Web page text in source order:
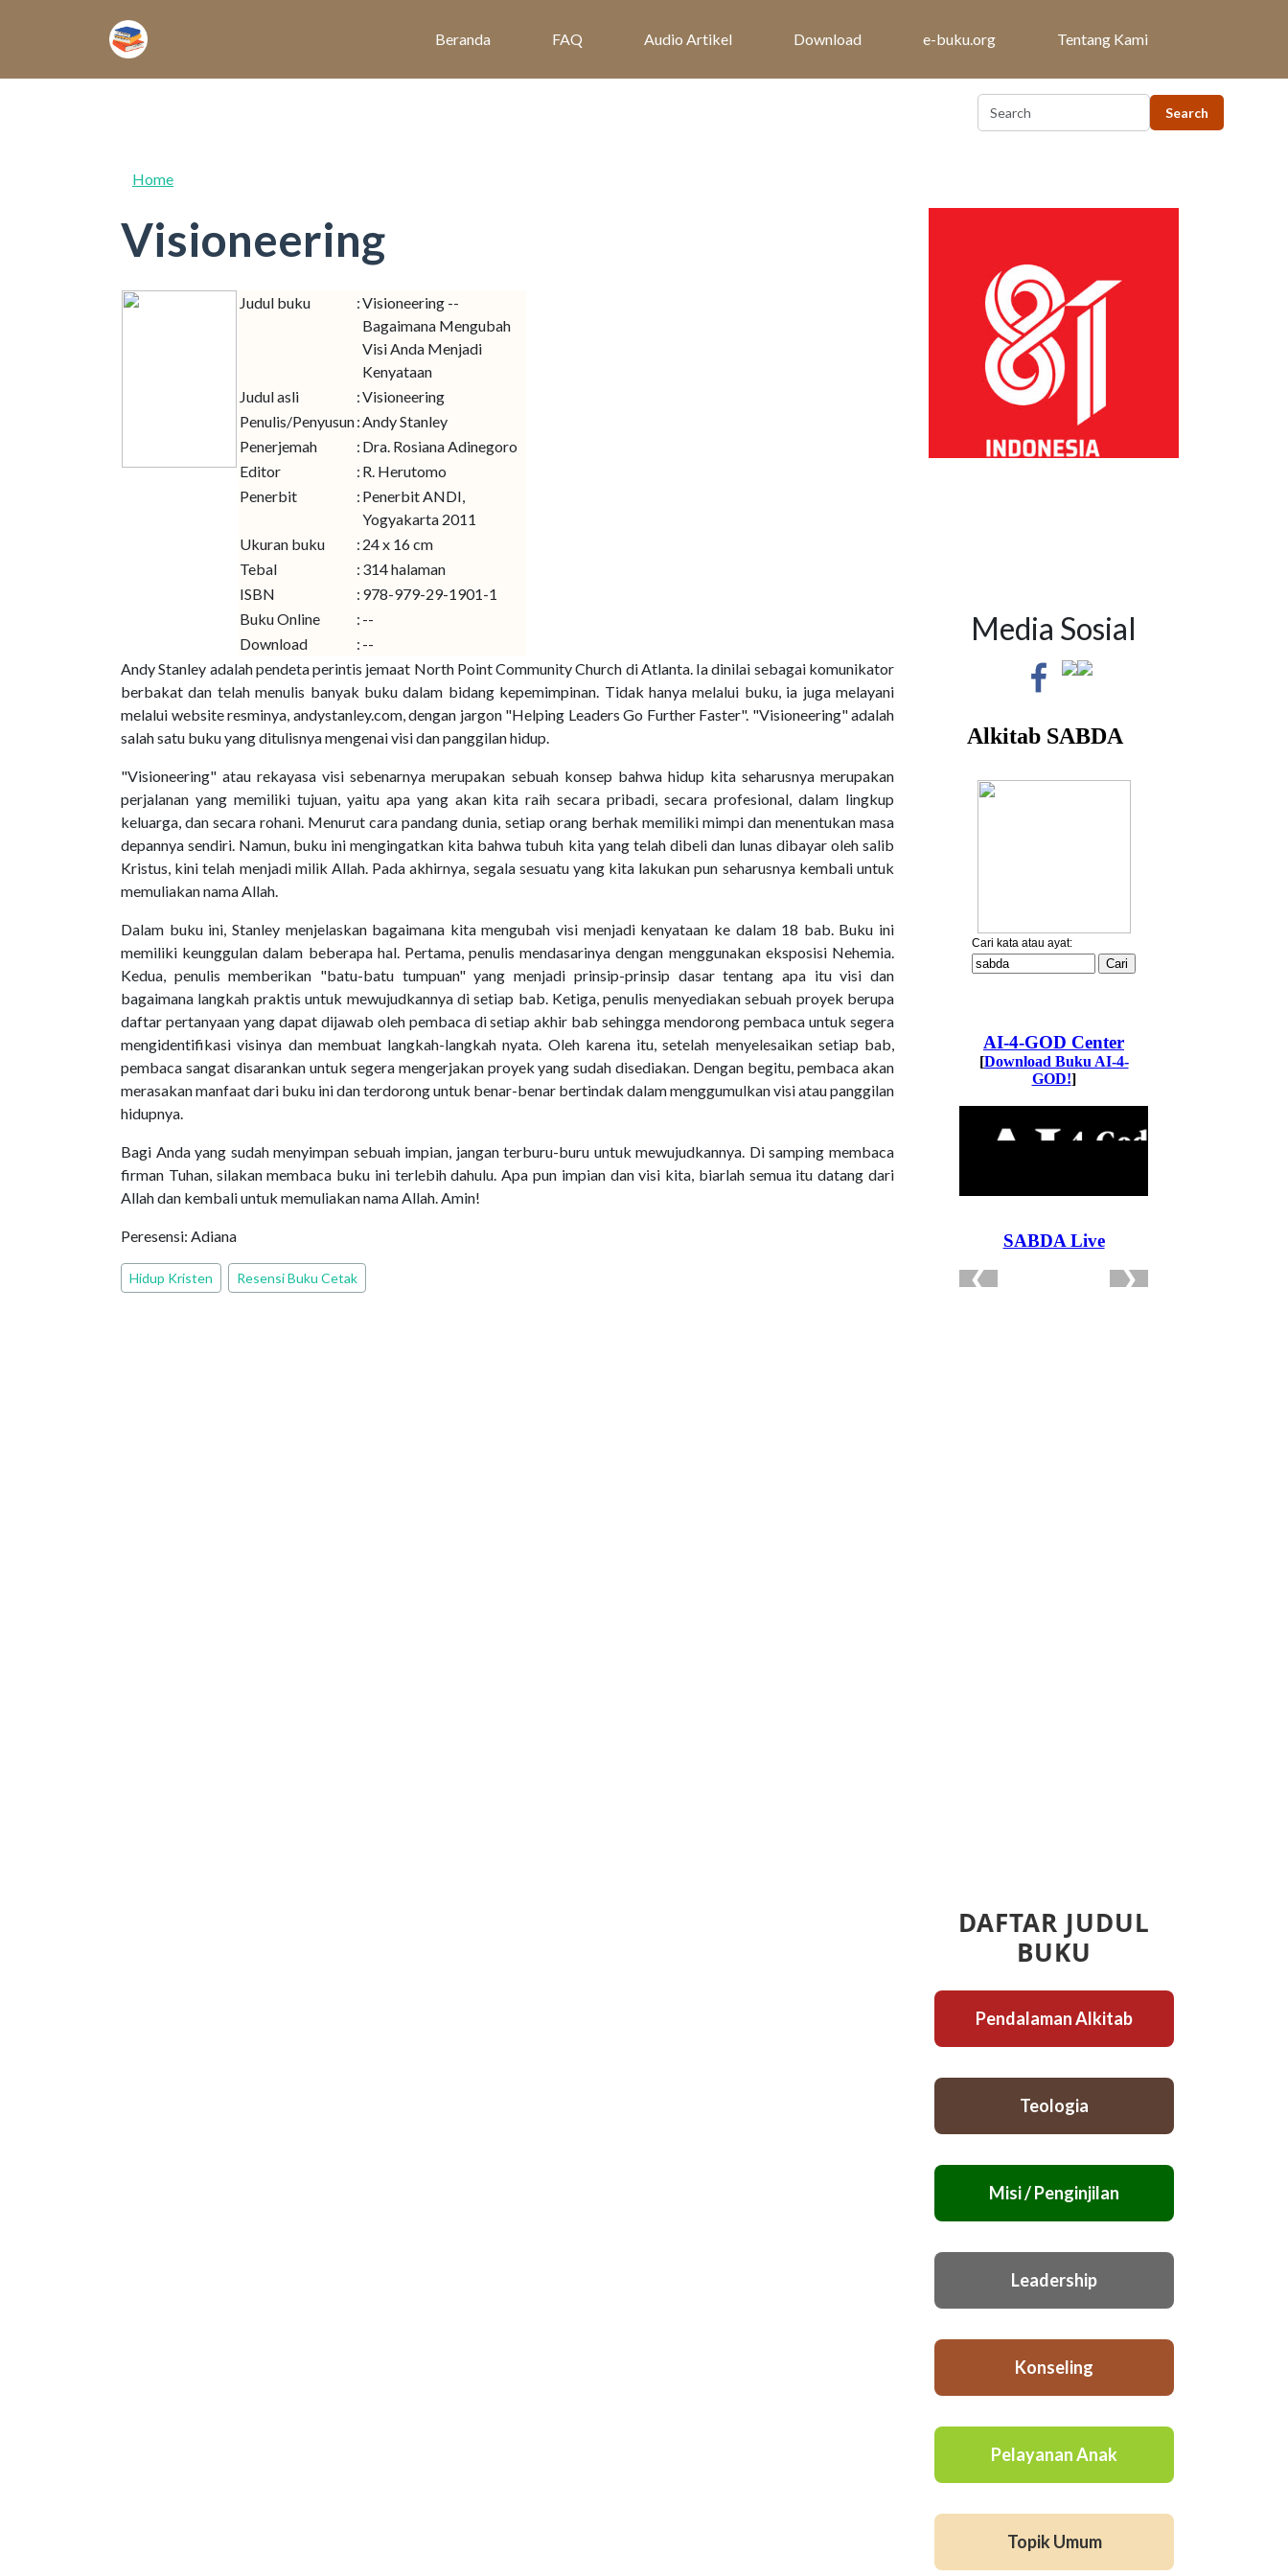
Beranda
FAQ Audio Artikel Download e-buku.org Tentang Kami
Home
Visioneering
Judul buku :Visioneering --
Bagaimana Mengubah
Visi Anda Menjadi
Kenyataan
Judul asli
:Visioneering
Penulis/Penyusun:Andy Stanley
Penerjemah
: Dra. Rosiana Adinegoro
Editor
: R. Herutomo
Penerbit
: Penerbit ANDI,
Yogyakarta 2011
Ukuran buku
: 24 x 16 cm
Tebal
: 314 halaman
ISBN
: 978-979-29-1901-1
Buku Online
: --
Download
: --
Andy Stanley adalah pendeta perintis jemaat North Point Community Church di Atlanta. Ia dinilai sebagai komunikator
berbakat dan telah menulis banyak buku dalam bidang kepemimpinan. Tidak hanya melalui buku, ia juga melayani
melalui website resminya, andystanley.com, dengan jargon "Helping Leaders Go Further Faster". "Visioneering" adalah
salah satu buku yang ditulisnya mengenai visi dan panggilan hidup.
"Visioneering" atau rekayasa visi sebenarnya merupakan sebuah konsep bahwa hidup kita seharusnya merupakan
perjalanan yang memiliki tujuan, yaitu apa yang akan kita raih secara pribadi, secara profesional, dalam lingkup
keluarga, dan secara rohani. Menurut cara pandang dunia, setiap orang berhak memiliki mimpi dan menentukan masa
depannya sendiri. Namun, buku ini mengingatkan kita bahwa tubuh kita yang telah dibeli dan lunas dibayar oleh salib
Kristus, kini telah menjadi milik Allah. Pada akhirnya, segala sesuatu yang kita lakukan pun seharusnya kembali untuk
memuliakan nama Allah.
Dalam buku ini, Stanley menjelaskan bagaimana kita mengubah visi menjadi kenyataan ke dalam 18 bab. Buku ini
memiliki keunggulan dalam beberapa hal. Pertama, penulis mendasarinya dengan menggunakan eksposisi Nehemia.
Kedua, penulis memberikan "batu-batu tumpuan" yang menjadi prinsip-prinsip dasar tentang apa itu visi dan
bagaimana langkah praktis untuk mewujudkannya di setiap bab. Ketiga, penulis menyediakan sebuah proyek berupa
daftar pertanyaan yang dapat dijawab oleh pembaca di setiap akhir bab sehingga mendorong pembaca untuk segera
mengidentifikasi visinya dan membuat langkah-langkah nyata. Oleh karena itu, setelah menyelesaikan setiap bab,
pembaca sangat disarankan untuk segera mengerjakan proyek yang sudah disediakan. Dengan begitu, pembaca akan
merasakan manfaat dari buku ini dan terdorong untuk benar-benar bertindak dalam menggumulkan visi atau panggilan
hidupnya.
Bagi Anda yang sudah menyimpan sebuah impian, jangan terburu-buru untuk mewujudkannya. Di samping membaca
firman Tuhan, silakan membaca buku ini terlebih dahulu. Apa pun impian dan visi kita, biarlah semua itu datang dari
Allah dan kembali untuk memuliakan nama Allah. Amin!
Peresensi: Adiana
Hidup Kristen Resensi Buku Cetak
Media Sosial
DAFTAR JUDUL
BUKU
Pendalaman Alkitab
Teologia
Misi / Penginjilan
Leadership
Konseling
Pelayanan Anak
Topik Umum